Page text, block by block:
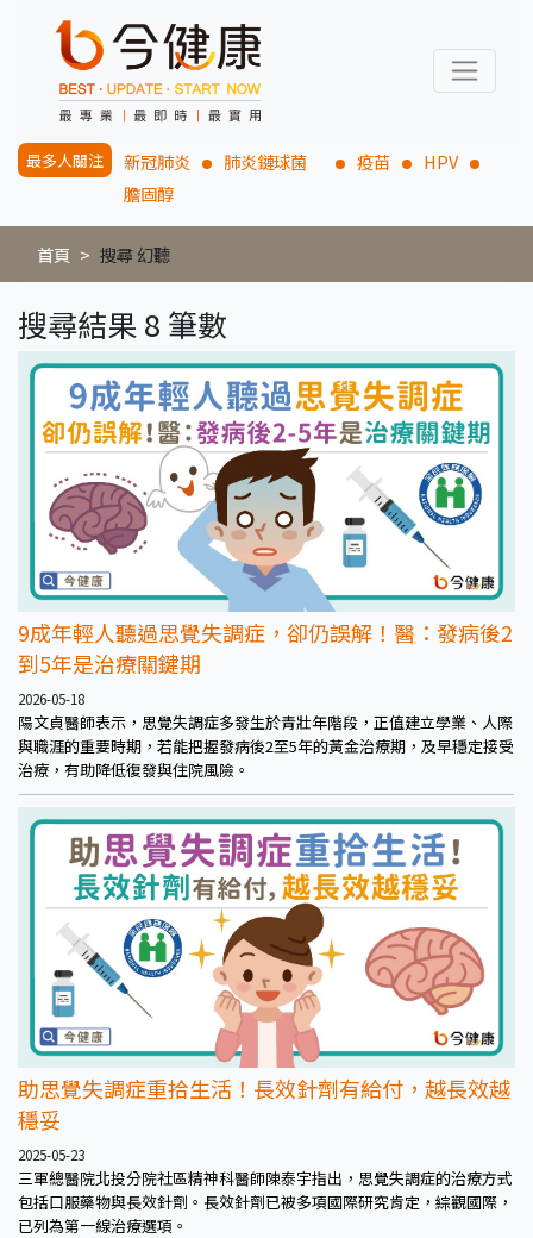
最多人關注 新冠肺炎 肺炎鏈球菌 疫苗
HPV
膽固醇
首頁 搜尋 幻聽
搜尋結果 8 筆數
9成年輕人聽過思覺失調症，卻仍誤解！醫：發病後2
到5年是治療關鍵期
2026-05-18
陽文貞醫師表示，思覺失調症多發生於青壯年階段，正值建立學業、人際
與職涯的重要時期，若能把握發病後2至5年的黃金治療期，及早穩定接受
治療，有助降低復發與住院風險。
助思覺失調症重拾生活！長效針劑有給付，越長效越
穩妥
2025-05-23
三軍總醫院北投分院社區精神科醫師陳泰宇指出，思覺失調症的治療方式
包括口服藥物與長效針劑。長效針劑已被多項國際研究肯定，綜觀國際，
已列為第一線治療選項。